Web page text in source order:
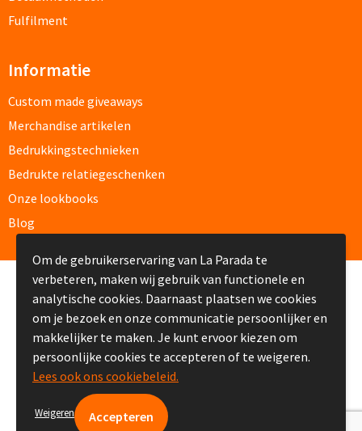
Custom made
Custom made memoblaadjes
Custom made muismatten
Bureau onderleggers bedrukken
Bureaulampen bedrukken
Linialen bedrukken
Muismatten bedrukken
Fulfilment
Informatie
Custom made giveaways
Merchandise artikelen
Bedrukkingstechnieken
Bedrukte relatiegeschenken
Onze lookbooks
Blog
© Copyright La Parada 2008-2026
Om de gebruikerservaring van La Parada te
verbeteren, maken wij gebruik van functionele en
analytische cookies. Daarnaast plaatsen we cookies
om je bezoek en onze communicatie persoonlijker en
makkelijker te maken. Je kunt ervoor kiezen om
persoonlijke cookies te accepteren of te weigeren.
Lees ook ons cookiebeleid.
Weigeren